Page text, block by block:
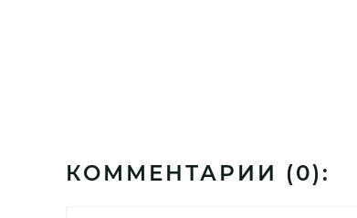
КОММЕНТАРИИ (0):